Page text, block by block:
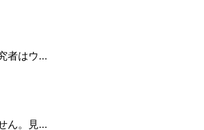
者はウ…
ん。見…